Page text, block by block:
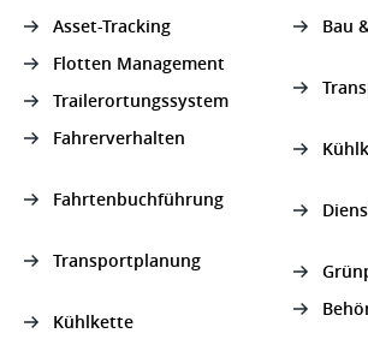
Asset-Tracking
Flotten Management
Trailerortungssystem
Fahrerverhalten
Fahrtenbuchführung
Transportplanung
Kühlkette
Bau